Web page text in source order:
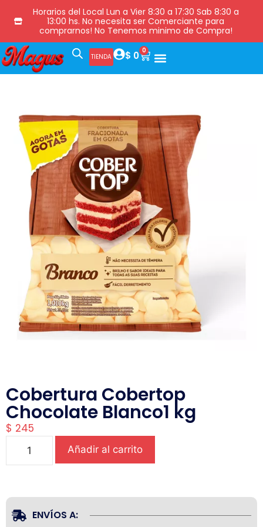
Horarios del Local Lun a Vier 8:30 a 17:30 Sab 8:30 a
13:00 hs. No necesita ser Comerciante para
comprarnos! No Tenemos minimo de Compra!
TIENDA $ 0 0
Cobertura Cobertop
Chocolate Blanco1 kg
$ 245
Añadir al carrito
ENVÍOS A: